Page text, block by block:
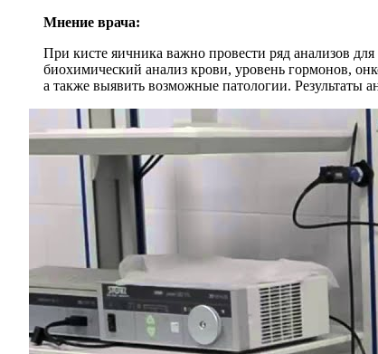
Мнение врача:
При кисте яичника важно провести ряд анализов
биохимический анализ крови, уровень гормонов,
а также выявить возможные патологии. Результаты